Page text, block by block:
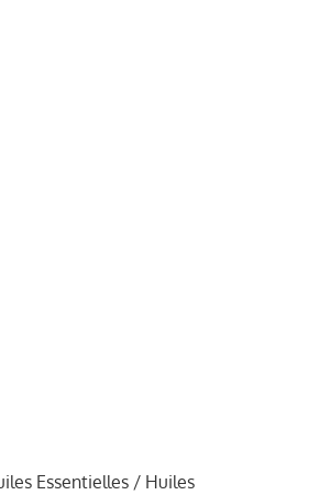
Essentielles / Huiles